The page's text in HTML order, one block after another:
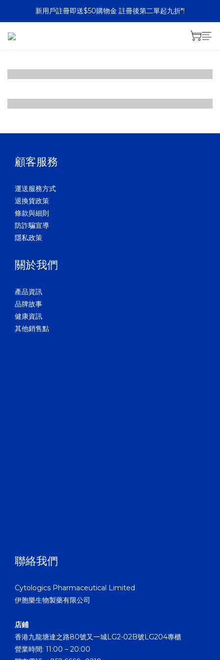
購買額滿港幣800元或以上免運費
新用戶註冊即送$50購物金 註冊後第二單起九折*!
顧客服務
運送服務方式
退換貨政策
條款與細則
防詐騙宣導
隱私政策
關於我們
產品資訊
品牌故事
健康資訊
其他銷售點
聯絡我們
Cytologics Pharmaceutical Limited
伊胞樂生物製藥有限公司
店鋪
香港九龍塘達之路80號又一城LG2-02B號LG204專櫃
營業時間: 11:00 – 20:00